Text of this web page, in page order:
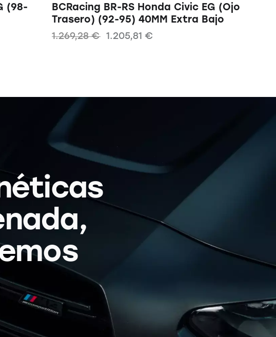
(98-
BCRacing BR-RS Honda Civic EG (Ojo
Trasero) (92-95) 40MM Extra Bajo
1.269,28€ 1.205,81 €